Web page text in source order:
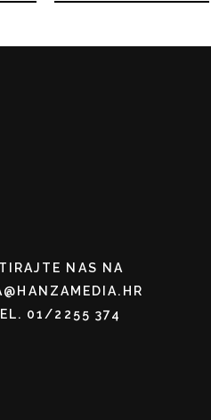
NAS NA
01/2255 374